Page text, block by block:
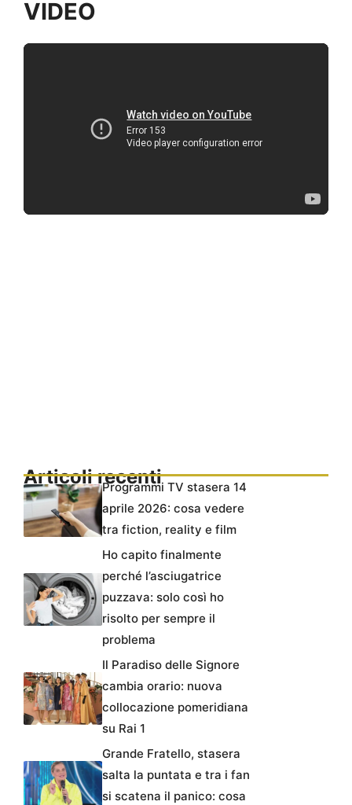
VIDEO
Articoli recentiProgrammi TV stasera 14
aprile 2026: cosa vedere
tra fiction, reality e film
Ho capito finalmente
perché l’asciugatrice
puzzava: solo così ho
risolto per sempre il
problema
Il Paradiso delle Signore
cambia orario: nuova
collocazione pomeridiana
su Rai 1
Grande Fratello, stasera
salta la puntata e tra i fan
si scatena il panico: cosa